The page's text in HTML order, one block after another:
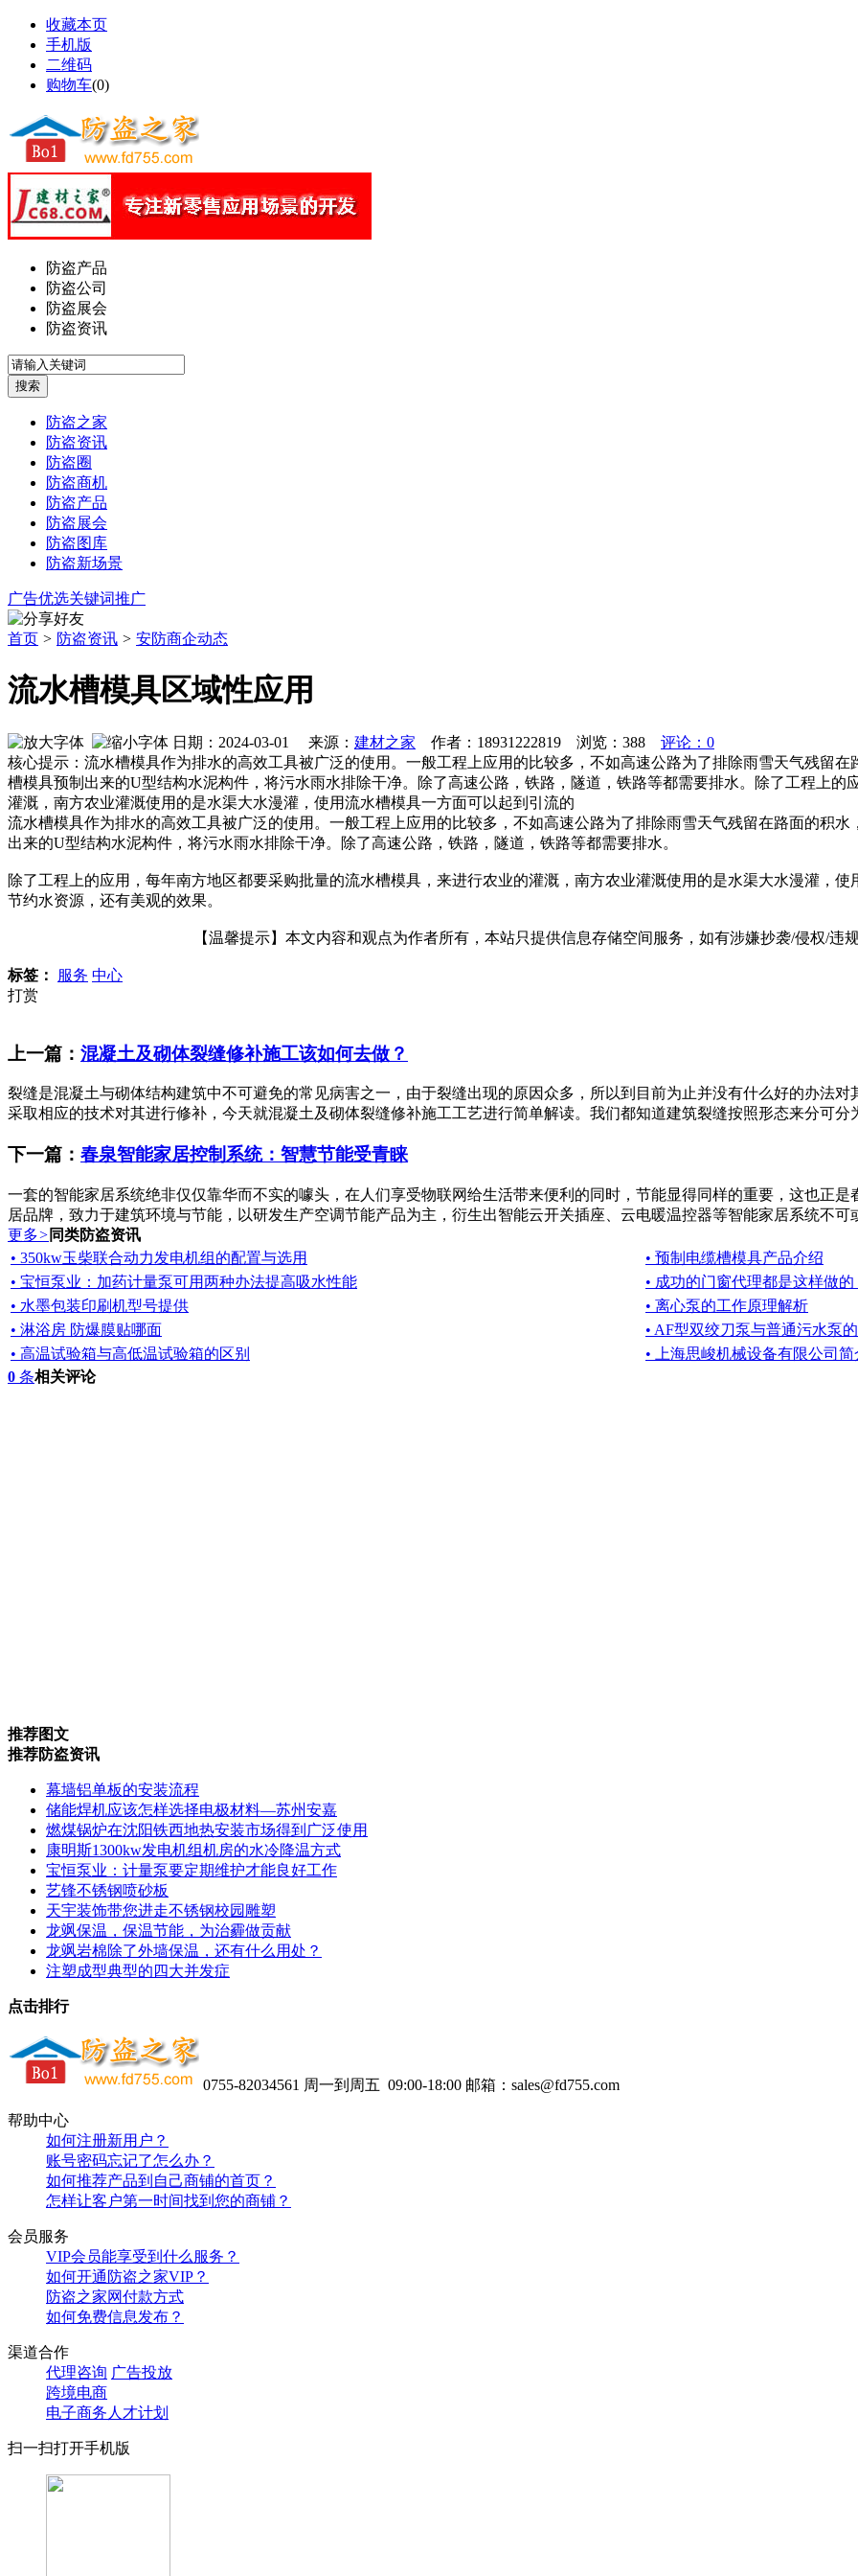
收藏本页
手机版
二维码
购物车(0)
防盗产品
防盗公司
防盗展会
防盗资讯
防盗之家
防盗资讯
防盗圈
防盗商机
防盗产品
防盗展会
防盗图库
防盗新场景
广告优选关键词推广
首页 > 防盗资讯 > 安防商企动态
流水槽模具区域性应用
日期：2024-03-01 来源： 建材之家 作者：18931222819 浏览： 388
评论：0
核心提示：流水槽模具作为排水的高效工具被广泛的使用。一般工程上应用的比较多，不如高速公路为了排除雨雪天气残留
槽模具预制出来的U型结构水泥构件，将污水雨水排除干净。除了高速公路，铁路，隧道，铁路等都需要排水。除了工程上
灌溉，南方农业灌溉使用的是水渠大水漫灌，使用流水槽模具一方面可以起到引流的
流水槽模具作为排水的高效工具被广泛的使用。一般工程上应用的比较多，不如高速公路为了排除雨雪天气残留在路面的积
出来的U型结构水泥构件，将污水雨水排除干净。除了高速公路，铁路，隧道，铁路等都需要排水。
除了工程上的应用，每年南方地区都要采购批量的流水槽模具，来进行农业的灌溉，南方农业灌溉使用的是水渠大水漫灌，
节约水资源，还有美观的效果。
【温馨提示】本文内容和观点为作者所有，本站只提供信息存储空间服务，如有涉嫌抄袭/侵权/违
标签： 服务 中心
打赏
上一篇： 混凝土及砌体裂缝修补施工该如何去做？
裂缝是混凝土与砌体结构建筑中不可避免的常见病害之一，由于裂缝出现的原因众多，所以到目前为止并没有什么好的办法
采取相应的技术对其进行修补，今天就混凝土及砌体裂缝修补施工工艺进行简单解读。我们都知道建筑裂缝按照形态来分可分
下一篇： 春泉智能家居控制系统：智慧节能受青睐
一套的智能家居系统绝非仅仅靠华而不实的噱头，在人们享受物联网给生活带来便利的同时，节能显得同样的重要，这也正
居品牌，致力于建筑环境与节能，以研发生产空调节能产品为主，衍生出智能云开关插座、云电暖温控器等智能家居系统不可
更多> 同类防盗资讯
• 350kw玉柴联合动力发电机组的配置与选用
• 预制电缆槽模具产品介绍
• 宝恒泵业：加药计量泵可用两种办法提高吸水性能
• 成功的门窗代理都是这样做
• 水墨包装印刷机型号提供
• 离心泵的工作原理解析
• 淋浴房 防爆膜贴哪面
• AF型双绞刀泵与普通污水泵
• 高温试验箱与高低温试验箱的区别
• 上海思峻机械设备有限公司简
0 条相关评论
推荐图文
推荐防盗资讯
幕墙铝单板的安装流程
储能焊机应该怎样选择电极材料—苏州安嘉
燃煤锅炉在沈阳铁西地热安装市场得到广泛使用
康明斯1300kw发电机组机房的水冷降温方式
宝恒泵业：计量泵要定期维护才能良好工作
艺锋不锈钢喷砂板
天宇装饰带您进走不锈钢校园雕塑
龙飒保温，保温节能，为治霾做贡献
龙飒岩棉除了外墙保温，还有什么用处？
注塑成型典型的四大并发症
点击排行
0755-82034561 周一到周五 09:00-18:00 邮箱：sales@fd755.com
帮助中心
如何注册新用户？
账号密码忘记了怎么办？
如何推荐产品到自己商铺的首页？
怎样让客户第一时间找到您的商铺？
会员服务
VIP会员能享受到什么服务？
如何开通防盗之家VIP？
防盗之家网付款方式
如何免费信息发布？
渠道合作
代理咨询 广告投放
跨境电商
电子商务人才计划
扫一扫打开手机版